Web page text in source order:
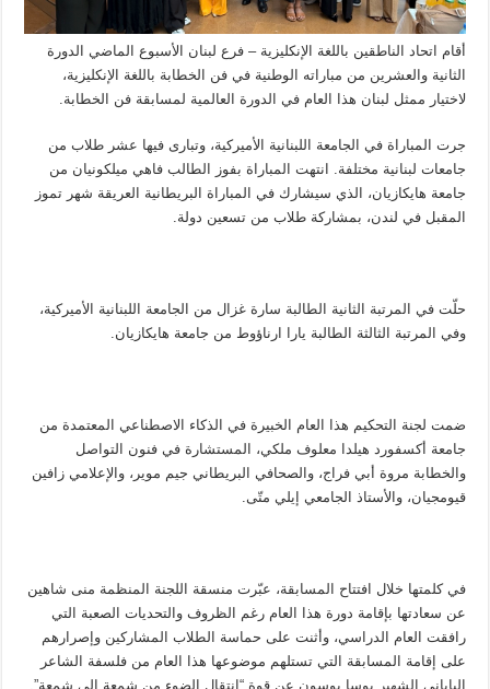
أقام اتحاد الناطقين باللغة الإنكليزية – فرع لبنان الأسبوع الماضي
الدورة
الثانية والعشرين من مباراته الوطنية في فن الخطابة باللغة الإنكليزية،
لاختيار ممثل لبنان هذا العام في الدورة العالمية لمسابقةفن الخطابة
جرت المباراة في الجامعة اللبنانية الأميركية، وتبارى فيها عشر طلاب من
جامعات لبنانية مختلفة . انتهت المباراة بفوز الطالب فاهي ميلكونيان من
جامعة هايكازيان، الذي سيشارك في المباراة البريطانية العريقة شهرتموز
المقبل في لندن، بمشاركة طلاب من تسعين دولة
حلّت في المرتبة الثانية الطالبة سارة غزال من الجامعة اللبنانية الأميركية،
وفي المرتبة الثالثة الطالبة يارا ارناؤوط من جامعة هايكازيان
ضمت لجنة التحكيم هذا العام الخبيرة في الذكاء الاصطناعي المعتمدة من
جامعة أكسفورد هيلدا معلوف ملكي،
المستشارة في فنون التواصل
والخطابة مروة أبي فراج، والصحافي البريطاني جيم موير، والإعلامي زافين
قيومجيان، والأستاذ الجامعي إيلي متّى
في كلمتها خلال افتتاح المسابقة، عبّرت منسقة اللجنة المنظمة منى شاهين
عن سعادتها بإقامة دورة هذا العام رغم الظروف والتحديات الصعبة التي
رافقت العام الدراسي، وأثنت على حماسة الطلاب المشاركين وإصرارهم
على إقامة المسابقة التي تستلهم موضوعها هذا العام منفلسفة
لشاعر
الياباني الشهير يوسا بوسون عن قوة“ انتقال الضوء من شمعة إلى شمعة”